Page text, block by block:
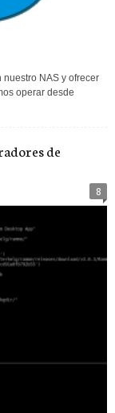
NAS y ofrecer
operar desde
de
8